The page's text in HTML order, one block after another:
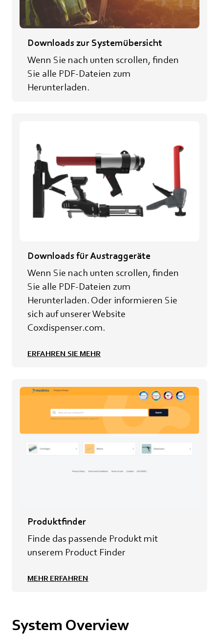
Downloads zur Systemübersicht
Wenn Sie nach unten scrollen, finden
Sie alle PDF-Dateien zum
Herunterladen.
Downloads für Austraggeräte
Wenn Sie nach unten scrollen, finden
Sie alle PDF-Dateien zum
Herunterladen. Oder informieren Sie
sich auf unserer Website
Coxdispenser.com.
ERFAHREN SIE MEHR
Produktfinder
Finde das passende Produkt mit
unserem Product Finder
MEHR ERFAHREN
System Overview